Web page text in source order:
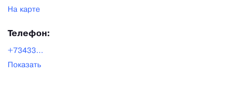
На карте
Телефон:
+73433454747
Показать